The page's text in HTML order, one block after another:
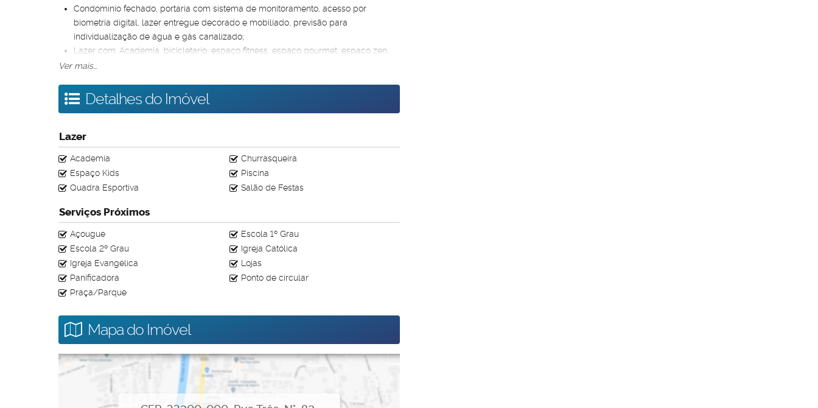
Condomínio fechado, portaria com sistema de monitoramento, acesso por
biometria digital, lazer entregue decorado e mobiliado, previsão para
individualização de água e gás canalizado;
Lazer com: Academia, bicicletario, espaço fitness, espaço gourmet, espaço zen,
pet place, piscina, playground, quadra, redário e salão de festas.
790,00.
Agende sua visita!
#leocasa #apartamentovespasiano #minhacasaminhavida #ape2quartos
Ver mais...
Detalhes do Imóvel
Lazer
Academia
Churrasqueira
Espaço Kids
Piscina
Quadra Esportiva
Salão de Festas
Serviços Próximos
Açougue
Escola 1º Grau
Escola 2º Grau
Igreja Católica
Igreja Evangélica
Lojas
Panificadora
Ponto de circular
Praça/Parque
Mapa do Imóvel